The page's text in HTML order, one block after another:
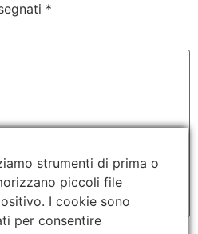
*
strumenti di prima o
piccoli file
I cookie sono
per consentire